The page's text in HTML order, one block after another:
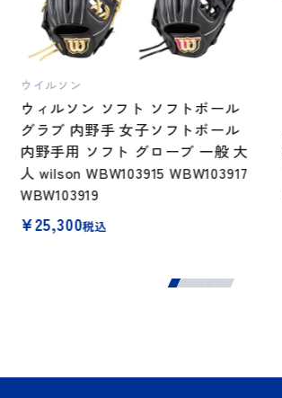
ウイルソン
ウィルソン ソフト ソフトボール
グラブ 内野手 女子ソフトボール
内野手用 ソフト グローブ 一般 大
人 wilson WBW103915 WBW103917
WBW103919
¥25,300税込